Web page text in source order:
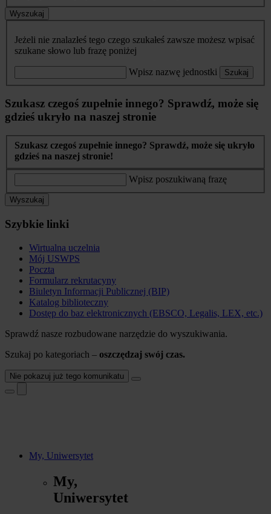
Wyszukaj
Jeżeli nie znalazłeś tego czego szukałeś zawsze możesz wpisać
szukane słowo lub frazę poniżej
Wpisz nazwę jednostki Szukaj
Szukasz czegoś zupełnie innego? Sprawdź, może się
gdzieś ukryło na naszej stronie
Szukasz czegoś zupełnie innego? Sprawdź, może się ukryło
gdzieś na naszej stronie!
Wpisz poszukiwaną frazę
Wyszukaj
Szybkie linki
Wirtualna uczelnia
Mój USWPS
Poczta
Formularz rekrutacyny
Biuletyn Informacji Publicznej (BIP)
Katalog biblioteczny
Dostęp do baz elektronicznych (EBSCO, Legalis, LEX, etc.)
Sprawdź nasze rozbudowane narzędzie do wyszukiwania.
Szukaj po kategoriach – oszczędzaj swój czas.
Nie pokazuj już tego komunikatu
My, Uniwersytet
My,
Uniwersytet